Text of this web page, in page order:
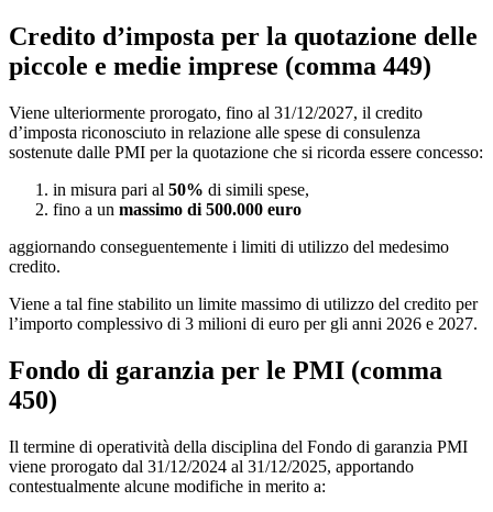
Credito d’imposta per la quotazione delle
piccole e medie imprese (comma 449)
Viene ulteriormente prorogato, fino al 31/12/2027, il credito
d’imposta riconosciuto in relazione alle spese di consulenza
sostenute dalle PMI per la quotazione che si ricorda essere concesso:
in misura pari al 50% di simili spese,
fino a un massimo di 500.000 euro
aggiornando conseguentemente i limiti di utilizzo del medesimo
credito.
Viene a tal fine stabilito un limite massimo di utilizzo del credito per
l’importo complessivo di 3 milioni di euro per gli anni 2026 e 2027.
Fondo di garanzia per le PMI (comma
450)
Il termine di operatività della disciplina del Fondo di garanzia PMI
viene prorogato dal 31/12/2024 al 31/12/2025, apportando
contestualmente alcune modifiche in merito a: